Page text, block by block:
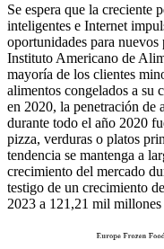
Se espera que la creciente
inteligentes e Internet
oportunidades para
Instituto Americano de
mayoría de los clientes
alimentos congelados a su
en 2020, la penetración de
durante todo el año 2020
pizza, verduras o platos
tendencia se mantenga a
crecimiento del mercado
testigo de un crecimiento
2023 a 121,21 mil millones